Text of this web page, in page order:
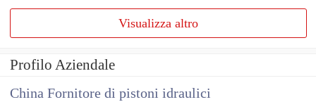
Visualizza altro
Profilo Aziendale
China Fornitore di pistoni idraulici